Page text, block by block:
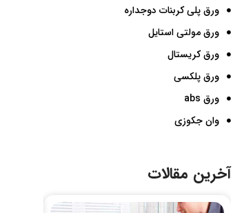
ورق پلی کربنات دوجداره
ورق مولتی استایل
ورق کریستال
ورق پلکسی
ورق abs
وان جکوزی
آخرین مقالات